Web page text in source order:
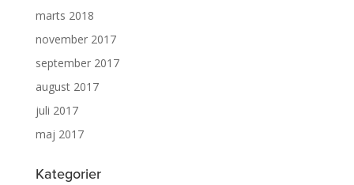
marts 2018
november 2017
september 2017
august 2017
juli 2017
maj 2017
Kategorier